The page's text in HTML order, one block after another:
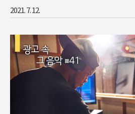
2021. 7. 12.